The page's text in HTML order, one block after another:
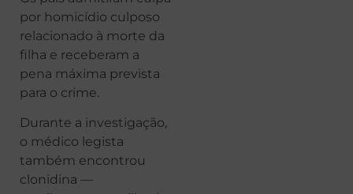
por homicídio culposo
relacionado à morte da
filha e receberam a
pena máxima prevista
para o crime.
Durante a investigação,
o médico legista
também encontrou
clonidina —